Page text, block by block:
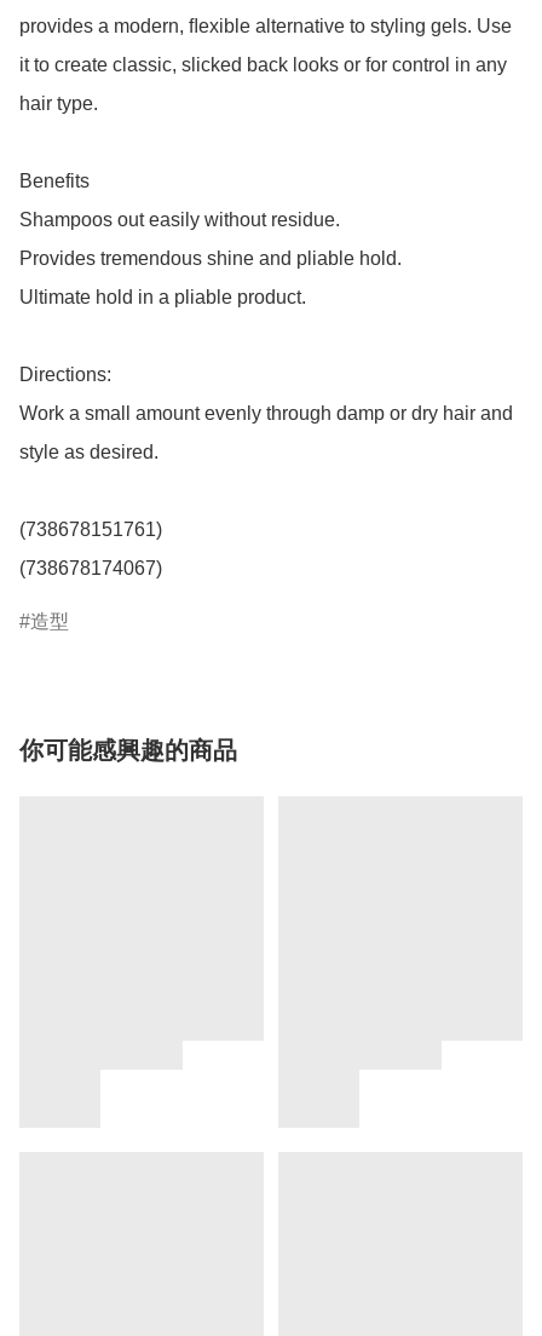
provides a modern, ﬂexible alternative to styling gels. Use
it to create classic, slicked back looks or for control in any
hair type.
Benefits
Shampoos out easily without residue.
Provides tremendous shine and pliable hold.
Ultimate hold in a pliable product.
Directions:
Work a small amount evenly through damp or dry hair and
style as desired.
(738678151761)
(738678174067)
造型
你可能感興趣的商品